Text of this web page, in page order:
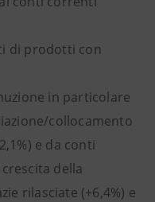
di prodotti con
in particolare
collocamento
e da conti
della
rilasciate (+6,4%) e